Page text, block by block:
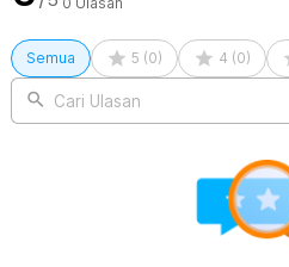
Semua 5 (0) 4 (0)
Cari Ulasan